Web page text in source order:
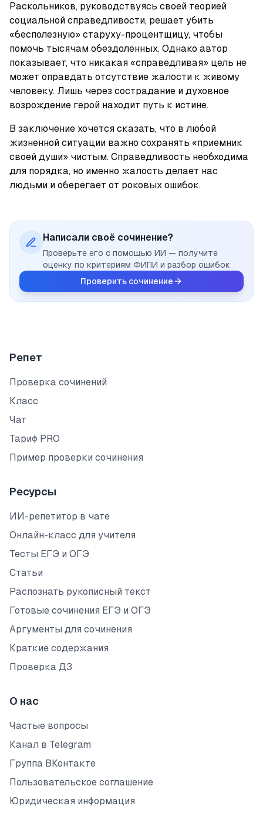
Раскольников, руководствуясь своей теорией
социальной справедливости, решает убить
«бесполезную» старуху-процентщицу, чтобы
помочь тысячам обездоленных. Однако автор
показывает, что никакая «справедливая» цель не
может оправдать отсутствие жалости к живому
человеку. Лишь через сострадание и духовное
возрождение герой находит путь к истине.
В заключение хочется сказать, что в любой
жизненной ситуации важно сохранять «приемник
своей души» чистым. Справедливость необходима
для порядка, но именно жалость делает нас
людьми и оберегает от роковых ошибок.
Написали своё сочинение?
Проверьте его с помощью ИИ — получите
оценку по критериям ФИПИ и разбор ошибок
Проверить сочинение
Репет
Проверка сочинений
Класс
Чат
Тариф PRO
Пример проверки сочинения
Ресурсы
ИИ-репетитор в чате
Онлайн-класс для учителя
Тесты ЕГЭ и ОГЭ
Статьи
Распознать рукописный текст
Готовые сочинения ЕГЭ и ОГЭ
Аргументы для сочинения
Краткие содержания
Проверка ДЗ
О нас
Частые вопросы
Канал в Telegram
Группа ВКонтакте
Пользовательское соглашение
Юридическая информация